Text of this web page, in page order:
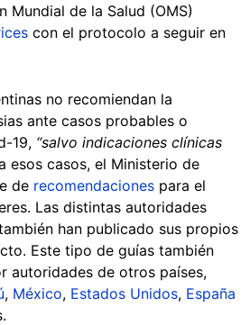
Mundial de la Salud (OMS)
con el protocolo a seguir en
no recomiendan la
ante casos probables o
19, “salvo indicaciones clínicas
esos casos, el Ministerio de
de recomendaciones para el
Las distintas autoridades
han publicado sus propios
Este tipo de guías también
autoridades de otros países,
, México, Estados Unidos, España